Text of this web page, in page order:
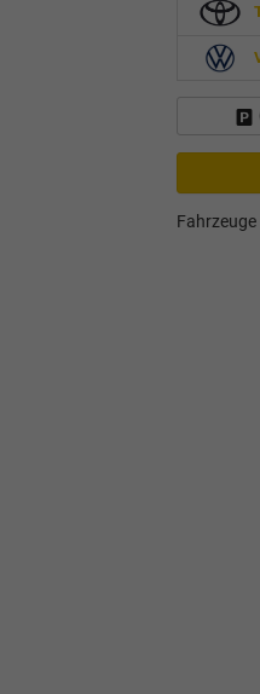
Fahrzeuge